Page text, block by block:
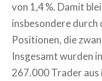
von 1,4 %. Damit
insbesondere durch
Positionen, die
Insgesamt wurden
267.000 Trader